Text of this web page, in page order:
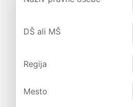
DŠ ali MŠ
Regija
Mesto